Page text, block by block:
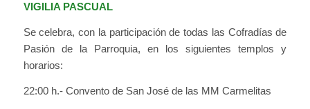
VIGILIA PASCUAL
Se celebra, con la participación de todas las Cofradías de
Pasión de la Parroquia, en los siguientes templos y
horarios:
22:00 h.- Convento de San José de las MM Carmelitas